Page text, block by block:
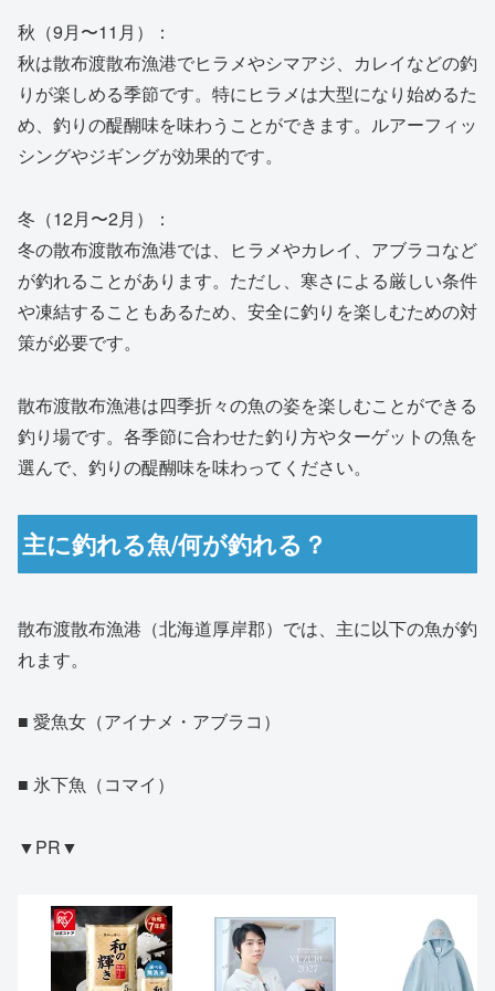
秋（9月〜11月）：
秋は散布渡散布漁港でヒラメやシマアジ、カレイなどの釣
りが楽しめる季節です。特にヒラメは大型になり始めるた
め、釣りの醍醐味を味わうことができます。ルアーフィッ
シングやジギングが効果的です。
冬（12月〜2月）：
冬の散布渡散布漁港では、ヒラメやカレイ、アブラコなど
が釣れることがあります。ただし、寒さによる厳しい条件
や凍結することもあるため、安全に釣りを楽しむための対
策が必要です。
散布渡散布漁港は四季折々の魚の姿を楽しむことができる
釣り場です。各季節に合わせた釣り方やターゲットの魚を
選んで、釣りの醍醐味を味わってください。
主に釣れる魚/何が釣れる？
散布渡散布漁港（北海道厚岸郡）では、主に以下の魚が釣
れます。
■ 愛魚女（アイナメ・アブラコ）
■ 氷下魚（コマイ）
▼PR▼